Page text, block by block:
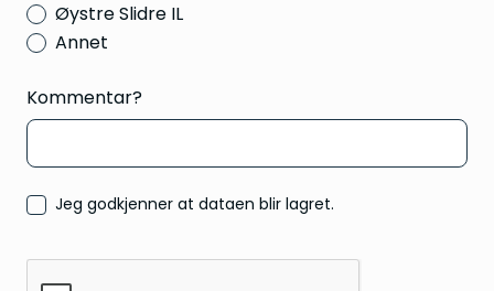
Øystre Slidre IL
Annet
Kommentar?
Jeg godkjenner at dataen blir lagret.